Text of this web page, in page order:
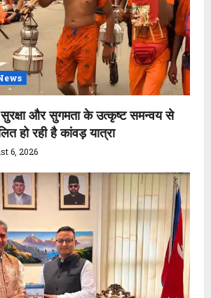
सुरक्षा और सुगमता के उत्कृष्ट समन्वय से
हो रही है कांवड़ यात्रा
6, 2026